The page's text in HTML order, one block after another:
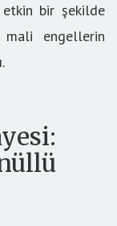
etkin bir şekilde
engellerin